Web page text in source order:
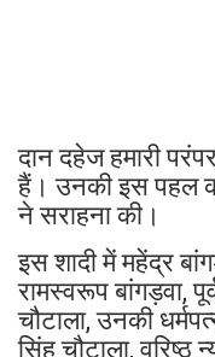
दान दहेज हमारी
हैं। उनकी इस पहल
ने सराहना की।
इस शादी में महेंद्र
रामस्वरूप बांगड़वा,
चौटाला, उनकी
सिंह चौटाला, वरिष्ठ